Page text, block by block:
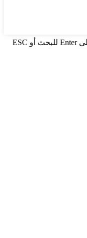
اضغط على Enter للبحث أو ESC